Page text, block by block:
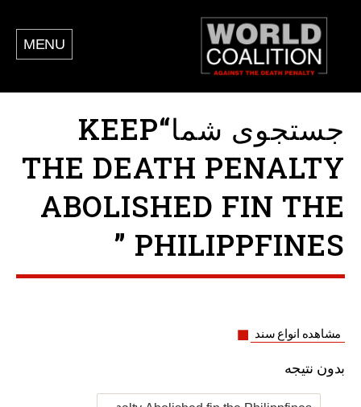
MENU
جستجوی شما“KEEP
THE DEATH PENALTY
ABOLISHED FIN THE
PHILIPPFINES ”
مشاهده انواع سند
بدون نتیجه